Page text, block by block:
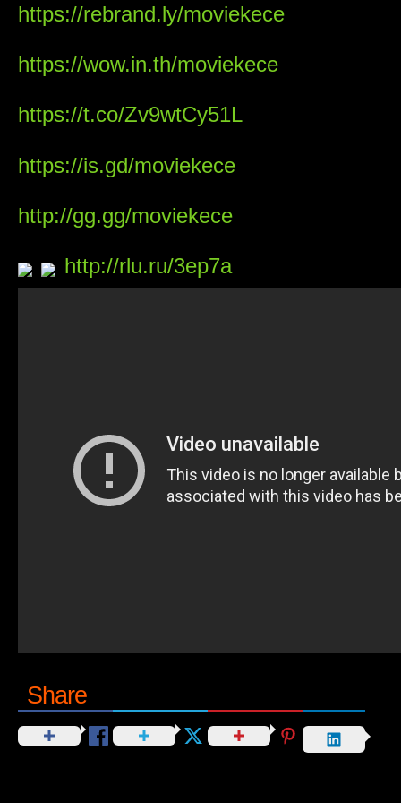
https://rebrand.ly/moviekece
https://wow.in.th/moviekece
https://t.co/Zv9wtCy51L
https://is.gd/moviekece
http://gg.gg/moviekece
http://rlu.ru/3ep7a
Share